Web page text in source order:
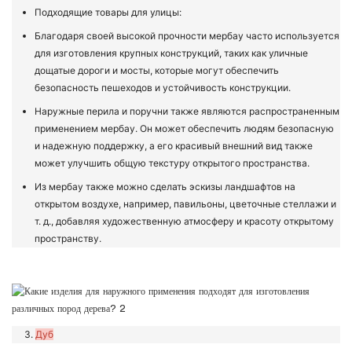
Подходящие товары для улицы:
Благодаря своей высокой прочности мербау часто используется
для изготовления крупных конструкций, таких как уличные
дощатые дороги и мосты, которые могут обеспечить
безопасность пешеходов и устойчивость конструкции.
Наружные перила и поручни также являются распространенным
применением мербау. Он может обеспечить людям безопасную
и надежную поддержку, а его красивый внешний вид также
может улучшить общую текстуру открытого пространства.
Из мербау также можно сделать эскизы ландшафтов на
открытом воздухе, например, павильоны, цветочные стеллажи и
т. д., добавляя художественную атмосферу и красоту открытому
пространству.
Дуб